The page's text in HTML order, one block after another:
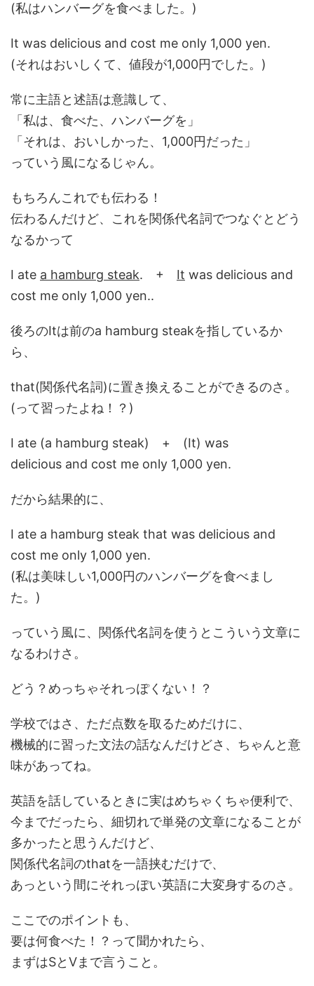
(私はハンバーグを食べました。)
It was delicious and cost me only 1,000 yen.
(それはおいしくて、値段が1,000円でした。)
常に主語と述語は意識して、
「私は、食べた、ハンバーグを」
「それは、おいしかった、1,000円だった」
っていう風になるじゃん。
もちろんこれでも伝わる！
伝わるんだけど、これを関係代名詞でつなぐとどう
なるかって
I ate a hamburg steak. + It was delicious and
cost me only 1,000 yen..
後ろのItは前のa hamburg steakを指しているか
ら、
that(関係代名詞)に置き換えることができるのさ。
(って習ったよね！？)
I ate (a hamburg steak) + (It) was
delicious and cost me only 1,000 yen.
だから結果的に、
I ate a hamburg steak that was delicious and
cost me only 1,000 yen.
(私は美味しい1,000円のハンバーグを食べまし
た。)
っていう風に、関係代名詞を使うとこういう文章に
なるわけさ。
どう？めっちゃそれっぽくない！？
学校ではさ、ただ点数を取るためだけに、
機械的に習った文法の話なんだけどさ、ちゃんと意
味があってね。
英語を話しているときに実はめちゃくちゃ便利で、
今までだったら、細切れで単発の文章になることが
多かったと思うんだけど、
関係代名詞のthatを一語挟むだけで、
あっという間にそれっぽい英語に大変身するのさ。
ここでのポイントも、
要は何食べた！？って聞かれたら、
まずはSとVまで言うこと。